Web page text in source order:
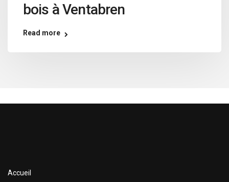
bois à Ventabren
Read more
Accueil